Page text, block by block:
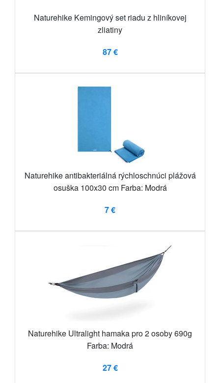
Naturehike Kemingový set riadu z hliníkovej
zliatiny
87 €
Naturehike antibakteriálná rýchloschnúci plážová
osuška 100x30 cm Farba: Modrá
7 €
Naturehike Ultralight hamaka pro 2 osoby 690g
Farba: Modrá
27 €